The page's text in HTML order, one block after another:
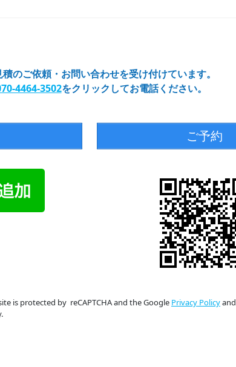
のご依頼・お問い合わせを受け付けています。
4464-3502をクリックしてお電話ください。
ご予約
is protected by reCAPTCHA and the Google Privacy Policyand